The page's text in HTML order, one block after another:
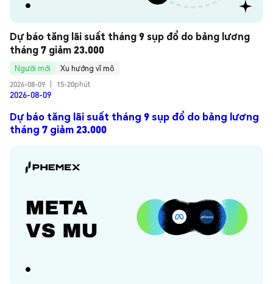
Dự báo tăng lãi suất tháng 9 sụp đổ do bảng lương
tháng 7 giảm 23.000
Người mới
Xu hướng vĩ mô
2026-08-09
15-20phút
2026-08-09
Dự báo tăng lãi suất tháng 9 sụp đổ do bảng lương
tháng 7 giảm 23.000